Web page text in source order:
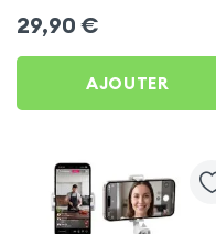
29,90 €
AJOUTER